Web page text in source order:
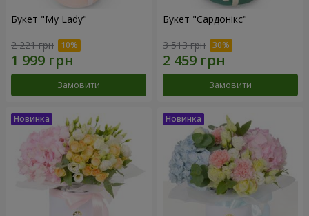
Букет "My Lady"
2 221 грн
Замовити
Букет "Сардонікс"
3 513 грн
Замовити